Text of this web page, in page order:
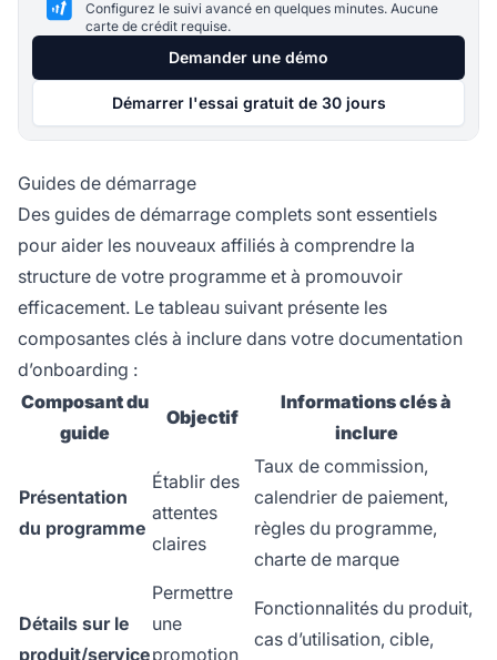
Configurez le suivi avancé en quelques minutes. Aucune
carte de crédit requise.
Demander une démo
Démarrer l'essai gratuit de 30 jours
Guides de démarrage
Des guides de démarrage complets sont essentiels
pour aider les nouveaux affiliés à comprendre la
structure de votre programme et à promouvoir
efficacement. Le tableau suivant présente les
composantes clés à inclure dans votre documentation
d’onboarding :
Composant du
guide
Objectif
Informations clés à
inclure
Présentation
du programme
Établir des
attentes
claires
Taux de commission,
calendrier de paiement,
règles du programme,
charte de marque
Détails sur le
produit/service
Permettre
une
promotion
Fonctionnalités du produit,
cas d’utilisation, cible,